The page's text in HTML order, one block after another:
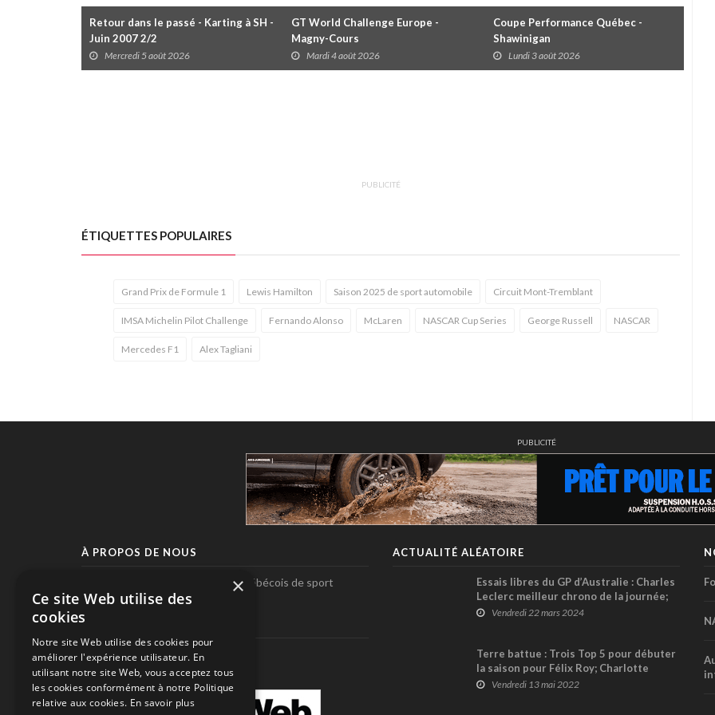
Retour dans le passé - Karting à SH -
Juin 2007 2/2
Mercredi 5 août 2026
GT World Challenge Europe -
Magny-Cours
Mardi 4 août 2026
Coupe Performance Québec -
Shawinigan
Lundi 3 août 2026
PUBLICITÉ
ÉTIQUETTES POPULAIRES
Grand Prix de Formule 1 Lewis Hamilton Saison 2025 de sport automobile Circuit Mont-Tremblant
IMSA Michelin Pilot Challenge Fernando Alonso McLaren NASCAR Cup Series George Russell NASCAR
Mercedes F1 Alex Tagliani
PUBLICITÉ
À PROPOS DE NOUS
Pole-Position, le seul magazine québécois de sport
automobile.
SUIVEZ-NOUS
ACTUALITÉ ALÉATOIRE
Essais libres du GP d’Australie : Charles
Leclerc meilleur chrono de la journée;
Lance Stroll Top 4
Vendredi 22 mars 2024
Terre battue : Trois Top 5 pour débuter
la saison pour Félix Roy; Charlotte
Morin lauréate en Slingshot SR
Vendredi 13 mai 2022
×
Ce site Web utilise des
cookies
Notre site Web utilise des cookies pour
améliorer l'expérience utilisateur. En
utilisant notre site Web, vous acceptez tous
les cookies conformément à notre Politique
relative aux cookies. En savoir plus